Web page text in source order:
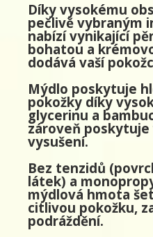
Díky vysokému
pečlivě vybraným
nabízí vynikající
bohatou a
dodává vaší
Mýdlo poskytuje
pokožky díky
glycerinu a
zároveň poskytuje
vysušení.
Bez tenzidů
látek) a
mýdlová hmota
citlivou pokožku,
podráždění.